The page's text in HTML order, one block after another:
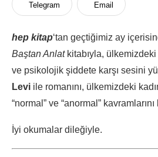
Telegram Email
hep kitap‘tan geçtiğimiz ay
Baştan Anlatkitabıyla, ülkemizdeki
ve psikolojik şiddete karşı sesini
Levi ile romanını, ülkemizdeki
“normal” ve “anormal”
İyi okumalar dileğiyle.